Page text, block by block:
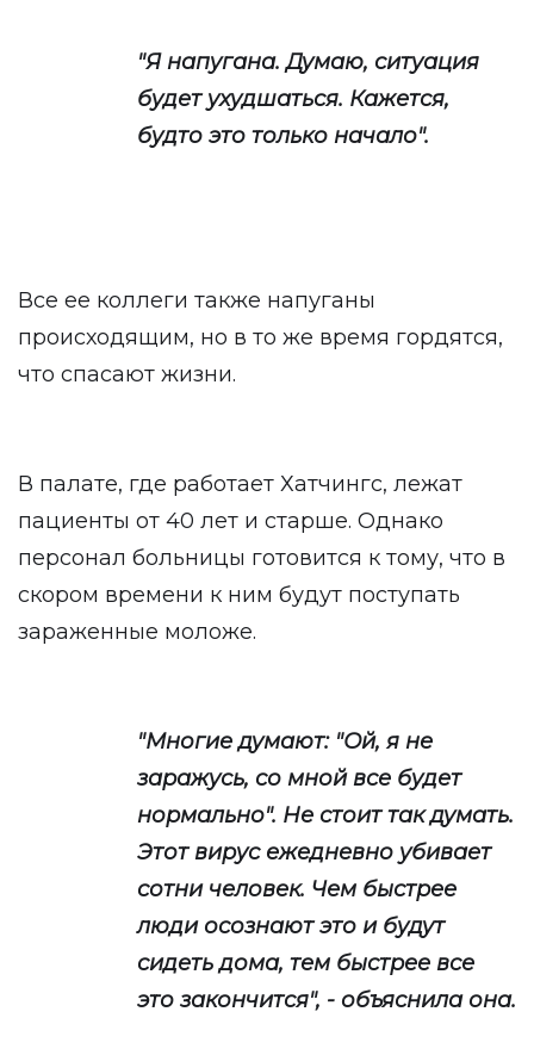
"Я напугана. Думаю, ситуация
будет ухудшаться. Кажется,
будто это только начало".
Все ее коллеги также напуганы
происходящим, но в то же время гордятся,
что спасают жизни.
В палате, где работает Хатчингс, лежат
пациенты от 40 лет и старше. Однако
персонал больницы готовится к тому, что в
скором времени к ним будут поступать
зараженные моложе.
"Многие думают: "Ой, я не
заражусь, со мной все будет
нормально". Не стоит так думать.
Этот вирус ежедневно убивает
сотни человек. Чем быстрее
люди осознают это и будут
сидеть дома, тем быстрее все
это закончится", - объяснила она.